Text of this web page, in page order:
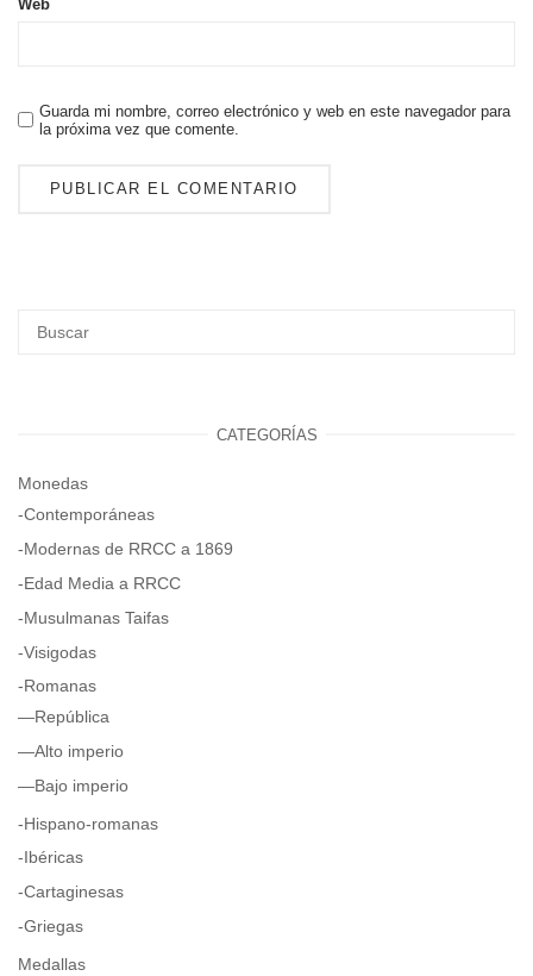
Web
Guarda mi nombre, correo electrónico y web en este navegador para
la próxima vez que comente.
CATEGORÍAS
Monedas
-Contemporáneas
-Modernas de RRCC a 1869
-Edad Media a RRCC
-Musulmanas Taifas
-Visigodas
-Romanas
—República
—Alto imperio
—Bajo imperio
-Hispano-romanas
-Ibéricas
-Cartaginesas
-Griegas
Medallas